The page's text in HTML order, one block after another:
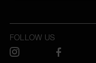
FOLLOW US